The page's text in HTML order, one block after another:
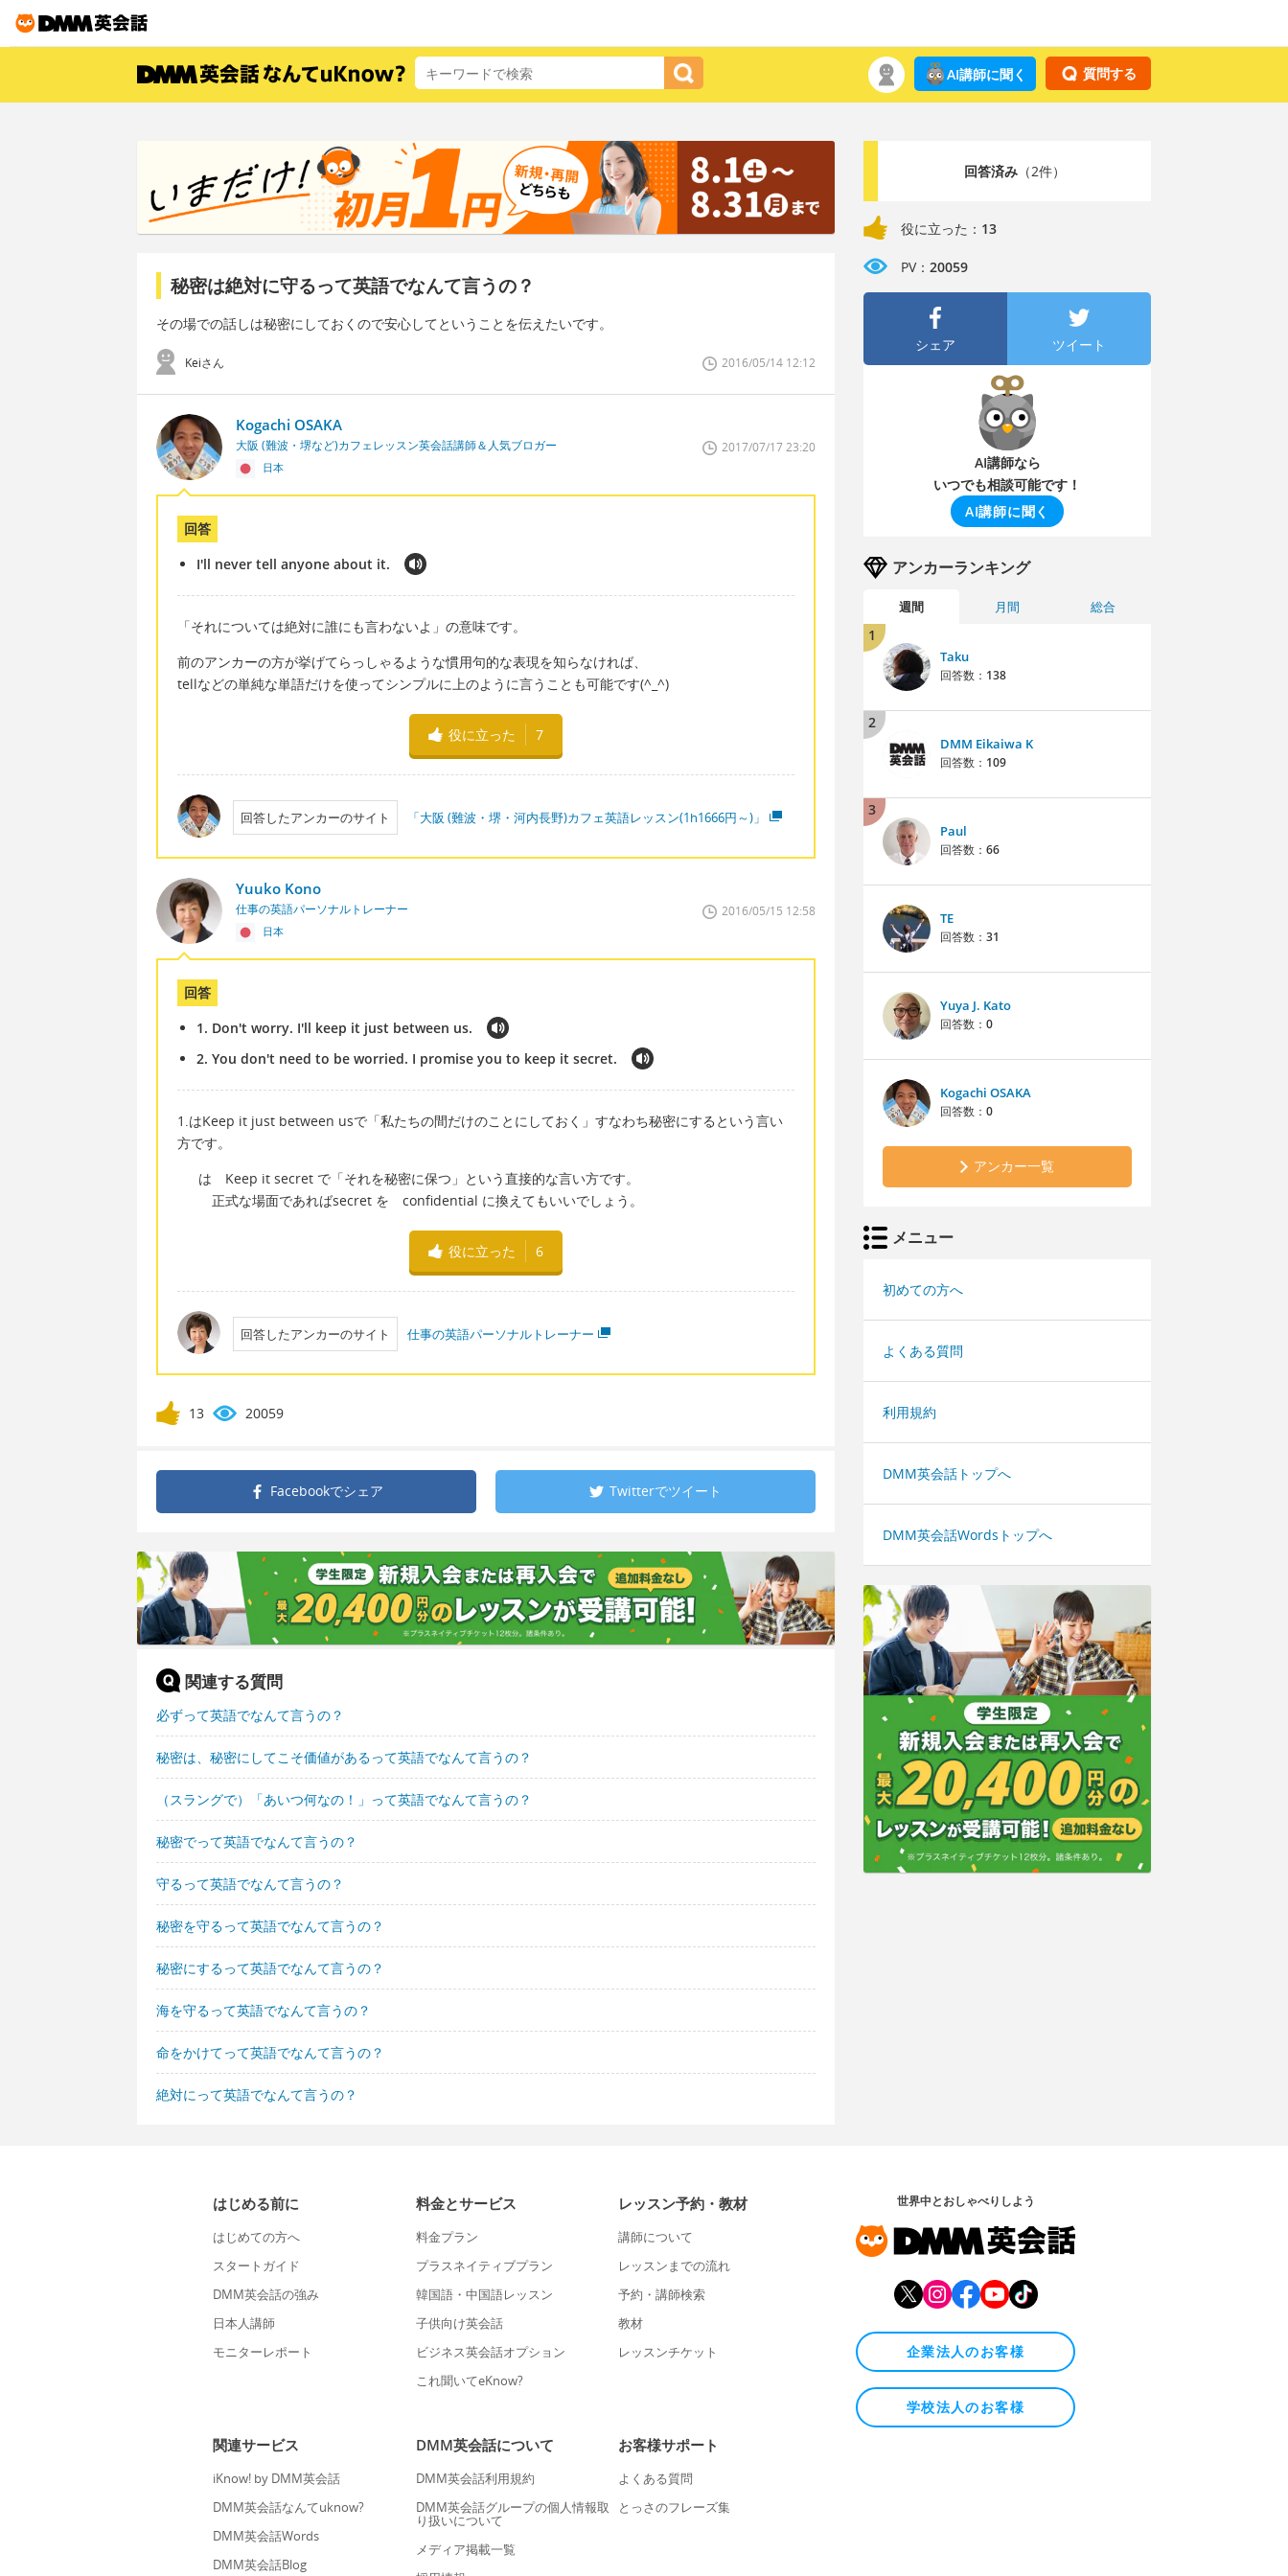
質問する
AI講師に聞く
秘密は絶対に守るって英語でなんて言うの？
その場での話しは秘密にしておくので安心してということを伝えたいです。
Keiさん 2016/05/14 12:12
Kogachi OSAKA
大阪 (難波・堺など)カフェレッスン英会話講師＆人気ブロガー
日本
2017/07/17 23:20
回答
I'll never tell anyone about it.
「それについては絶対に誰にも言わないよ」の意味です。
前のアンカーの方が挙げてらっしゃるような慣用句的な表現を知らなければ、
tellなどの単純な単語だけを使ってシンプルに上のように言うことも可能です(^_^)
役に立った 7
回答したアンカーのサイト 「大阪 (難波・堺・河内長野)カフェ英語レッスン(1h1666円～)」
Yuuko Kono
仕事の英語パーソナルトレーナー
日本
2016/05/15 12:58
回答
1. Don't worry. I'll keep it just between us.
2. You don't need to be worried. I promise you to keep it secret.
1.はKeep it just between usで「私たちの間だけのことにしておく」すなわち秘密にするという言い
方です。
は Keep it secret で「それを秘密に保つ」という直接的な言い方です。
正式な場面であればsecret を confidential に換えてもいいでしょう。
役に立った 6
回答したアンカーのサイト 仕事の英語パーソナルトレーナー
13 20059
Facebookでシェア Twitterでツイート
関連する質問
必ずって英語でなんて言うの？
秘密は、秘密にしてこそ価値があるって英語でなんて言うの？
（スラングで）「あいつ何なの！」って英語でなんて言うの？
秘密でって英語でなんて言うの？
守るって英語でなんて言うの？
秘密を守るって英語でなんて言うの？
秘密にするって英語でなんて言うの？
海を守るって英語でなんて言うの？
命をかけてって英語でなんて言うの？
絶対にって英語でなんて言うの？
回答済み（2件）
役に立った： 13
PV： 20059
シェア ツイート
AI講師なら
いつでも相談可能です！
AI講師に聞く
アンカーランキング
週間 月間 総合
1
Taku
回答数： 138
2
DMM Eikaiwa K
回答数： 109
3
Paul
回答数： 66
TE
回答数： 31
Yuya J. Kato
回答数： 0
Kogachi OSAKA
回答数： 0
アンカー一覧
メニュー
初めての方へ
よくある質問
利用規約
DMM英会話トップへ
DMM英会話Wordsトップへ
はじめる前に
はじめての方へ
スタートガイド
DMM英会話の強み
日本人講師
モニターレポート
料金とサービス
料金プラン
プラスネイティブプラン
韓国語・中国語レッスン
子供向け英会話
ビジネス英会話オプション
これ聞いてeKnow?
レッスン予約・教材
講師について
レッスンまでの流れ
予約・講師検索
教材
レッスンチケット
関連サービス
iKnow! by DMM英会話
DMM英会話なんてuknow?
DMM英会話Words
DMM英会話Blog
DMM英会話について
DMM英会話利用規約
DMM英会話グループの個人情報取
り扱いについて
メディア掲載一覧
お客様サポート
よくある質問
とっさのフレーズ集
世界中とおしゃべりしよう
企業法人のお客様
学校法人のお客様